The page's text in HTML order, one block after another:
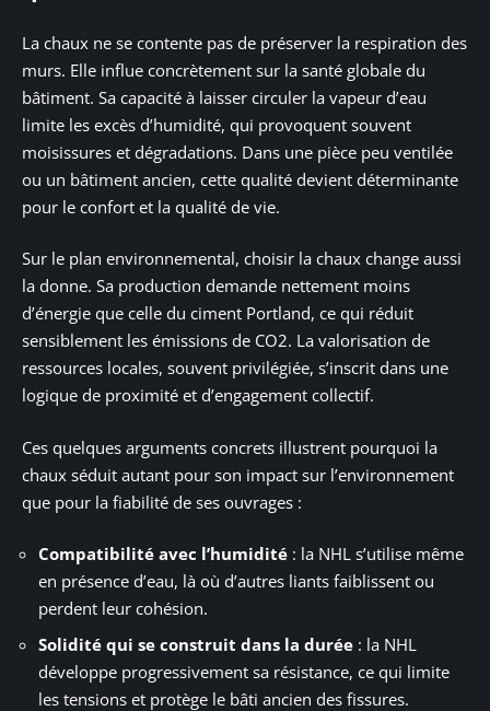
La chaux ne se contente pas de préserver la respiration des
murs. Elle influe concrètement sur la santé globale du
bâtiment. Sa capacité à laisser circuler la vapeur d’eau
limite les excès d’humidité, qui provoquent souvent
moisissures et dégradations. Dans une pièce peu ventilée
ou un bâtiment ancien, cette qualité devient déterminante
pour le confort et la qualité de vie.
Sur le plan environnemental, choisir la chaux change aussi
la donne. Sa production demande nettement moins
d’énergie que celle du ciment Portland, ce qui réduit
sensiblement les émissions de CO2. La valorisation de
ressources locales, souvent privilégiée, s’inscrit dans une
logique de proximité et d’engagement collectif.
Ces quelques arguments concrets illustrent pourquoi la
chaux séduit autant pour son impact sur l’environnement
que pour la fiabilité de ses ouvrages :
Compatibilité avec l’humidité : la NHL s’utilise même
en présence d’eau, là où d’autres liants faiblissent ou
perdent leur cohésion.
Solidité qui se construit dans la durée : la NHL
développe progressivement sa résistance, ce qui limite
les tensions et protège le bâti ancien des fissures.